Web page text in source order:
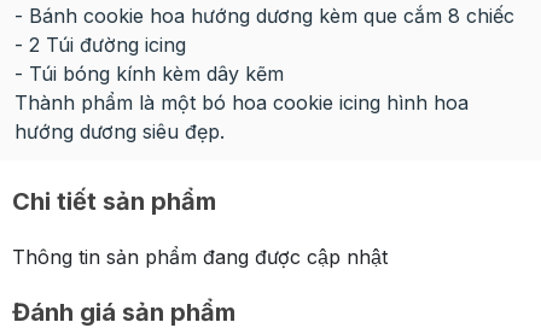
- Bánh cookie hoa hướng dương kèm que cắm 8 chiếc
- 2 Túi đường icing
- Túi bóng kính kèm dây kẽm
Thành phẩm là một bó hoa cookie icing hình hoa
hướng dương siêu đẹp.
Chi tiết sản phẩm
Thông tin sản phẩm đang được cập nhật
Đánh giá sản phẩm